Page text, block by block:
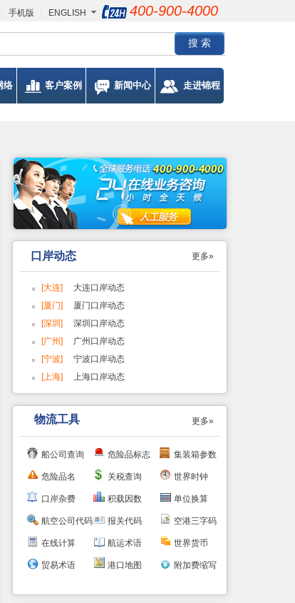
手机版 ENGLISH 400-900-4000
络 客户案例 新闻中心 走进锦程
口岸动态 更多»
[大连]
大连口岸动态
[厦门]
厦门口岸动态
[深圳]
深圳口岸动态
[广州]
广州口岸动态
[宁波]
宁波口岸动态
[上海]
上海口岸动态
物流工具 更多»
船公司查询 危险品标志 集装箱参数
危险品名 关税查询 世界时钟
口岸杂费 积载因数 单位换算
航空公司代码 报关代码 空港三字码
在线计算 航运术语 世界货币
贸易术语 港口地图 附加费缩写